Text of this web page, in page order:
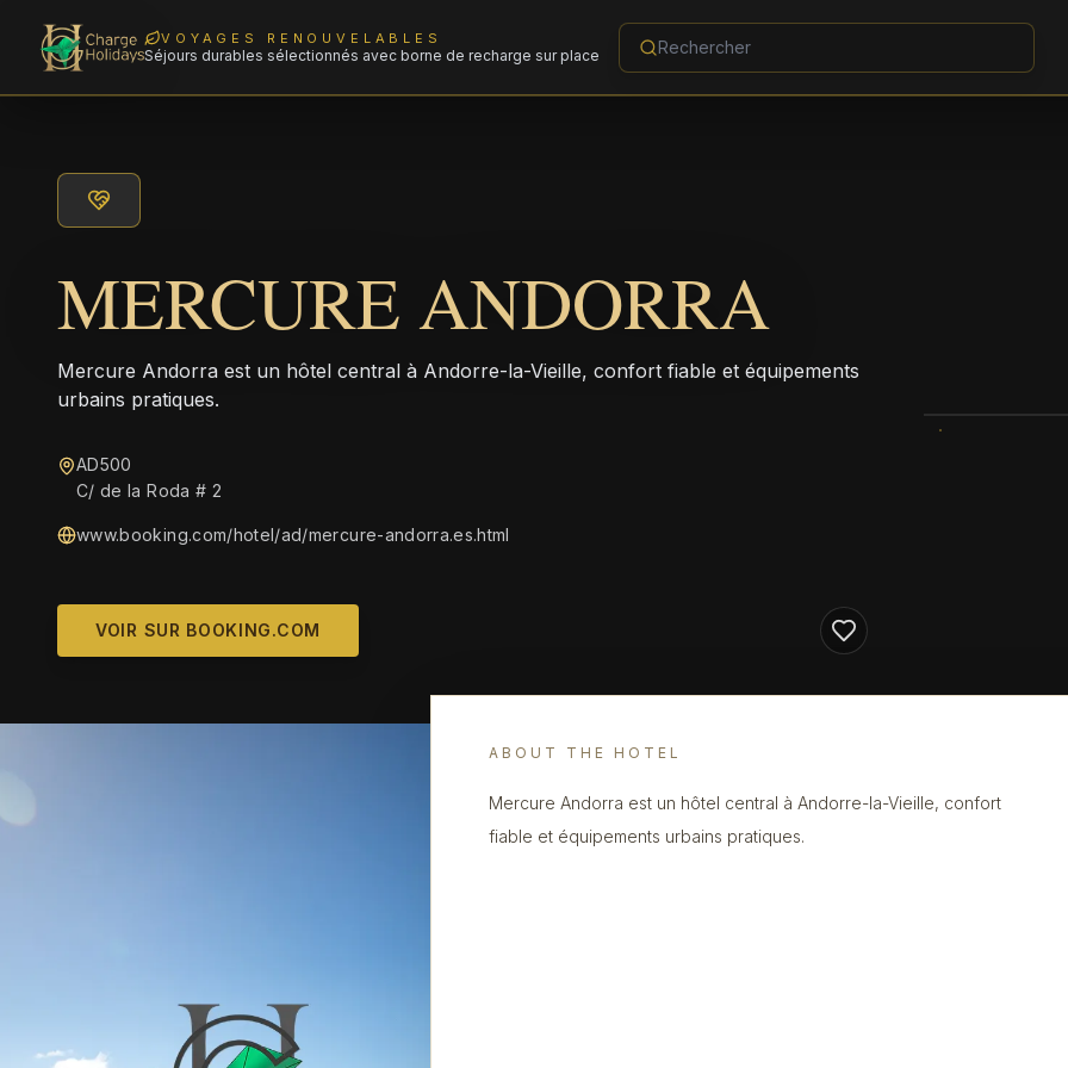
VOYAGES RENOUVELABLES
Séjours durables sélectionnés avec borne de recharge sur place
MERCURE ANDORRA
Mercure Andorra est un hôtel central à Andorre-la-Vieille, confort fiable et équipements
urbains pratiques.
AD500
C/ de la Roda # 2
www.booking.com/hotel/ad/mercure-andorra.es.html
VOIR SUR BOOKING.COM
ABOUT THE HOTEL
Mercure Andorra est un hôtel central à Andorre-la-Vieille, confort
fiable et équipements urbains pratiques.